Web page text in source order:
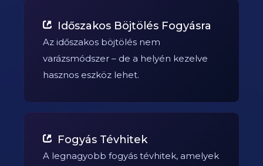
Időszakos Böjtölés Fogyásra
Az időszakos böjtölés nem
varázsmódszer – de a helyén kezelve
hasznos eszköz lehet.
Fogyás Tévhitek
A legnagyobb fogyás tévhitek, amelyek